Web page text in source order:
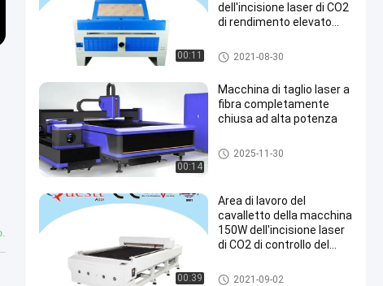
00:11
dell'incisione laser di CO2
di rendimento elevato
dello schermo
macchina dell'incisione laser
di CO2
2021-08-30
00:14
Macchina di taglio laser a
fibra completamente
chiusa ad alta potenza
macchina dell'incisione laser
di CO2
2025-11-30
00:39
Area di lavoro del
cavalletto della macchina
150W dell'incisione laser
di CO2 di controllo del
macchina dell'incisione laser
2021-09-02